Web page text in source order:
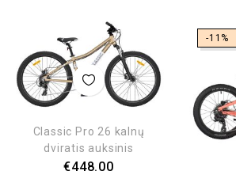
Classic Pro 26 kalnų
dviratis auksinis
€448.00
-11%